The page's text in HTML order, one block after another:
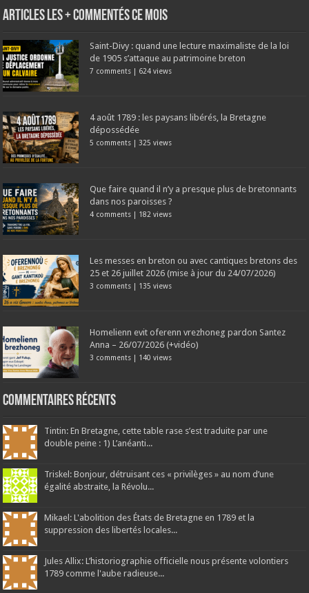
Articles les + commentés ce mois
Saint-Divy : quand une lecture maximaliste de la loi
de 1905 s’attaque au patrimoine breton
7 comments | 624 views
4 août 1789 : les paysans libérés, la Bretagne
dépossédée
5 comments | 325 views
Que faire quand il n’y a presque plus de bretonnants
dans nos paroisses ?
4 comments | 182 views
Les messes en breton ou avec cantiques bretons des
25 et 26 juillet 2026 (mise à jour du 24/07/2026)
3 comments | 135 views
Homelienn evit oferenn vrezhoneg pardon Santez
Anna – 26/07/2026 (+vidéo)
3 comments | 140 views
Commentaires récents
Tintin: En Bretagne, cette table rase s’est traduite par une
double peine : 1) L’anéanti...
Triskel: Bonjour, détruisant ces « privilèges » au nom d’une
égalité abstraite, la Révolu...
Mikael: L'abolition des États de Bretagne en 1789 et la
suppression des libertés locales...
Jules Allix: L’historiographie officielle nous présente volontiers
1789 comme l'aube radieuse...